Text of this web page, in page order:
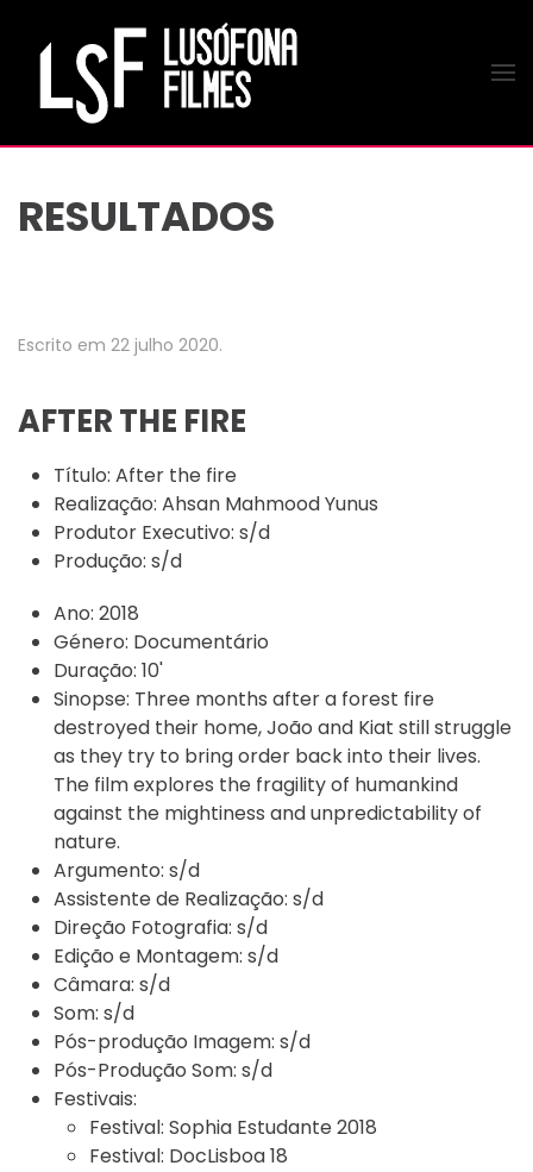
Saltar para o conteúdo principal
RESULTADOS
Escrito em 22 julho 2020.
AFTER THE FIRE
Título: After the fire
Realização: Ahsan Mahmood Yunus
Produtor Executivo: s/d
Produção: s/d
Ano: 2018
Género: Documentário
Duração: 10'
Sinopse: Three months after a forest fire
destroyed their home, João and Kiat still struggle
as they try to bring order back into their lives.
The film explores the fragility of humankind
against the mightiness and unpredictability of
nature.
Argumento: s/d
Assistente de Realização: s/d
Direção Fotografia: s/d
Edição e Montagem: s/d
Câmara: s/d
Som: s/d
Pós-produção Imagem: s/d
Pós-Produção Som: s/d
Festivais:
Festival: Sophia Estudante 2018
Festival: DocLisboa 18